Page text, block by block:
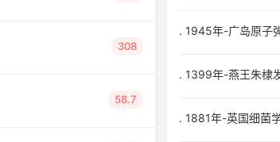
308
58.7
. 1945年-广岛原子
. 1399年-燕王朱棣
. 1881年-英国细菌